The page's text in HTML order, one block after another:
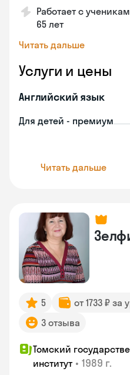
Работает с
65 лет
Читать дальше
Услуги и цены
Английский язык
Для детей - премиум
Читать дальше
5 от 1733 ₽ за
3 отзыва
Томский
институт • 1989 г.